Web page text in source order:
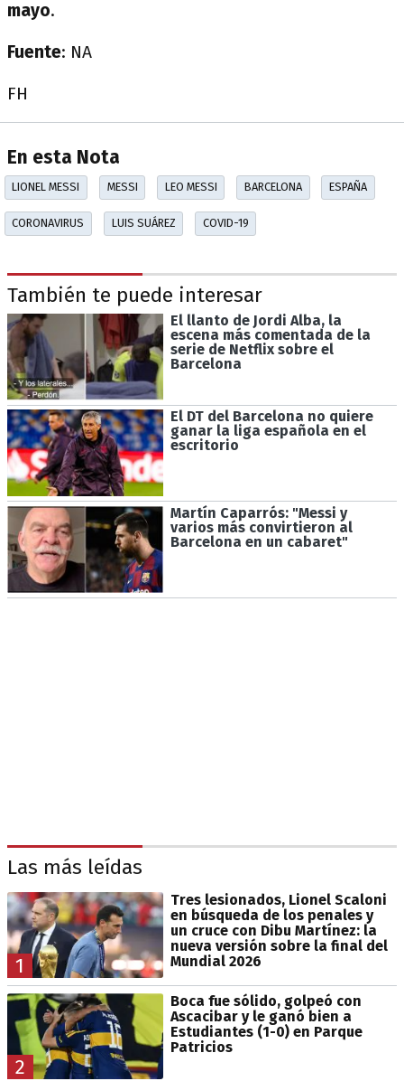
mayo.
Fuente: NA
FH
En esta Nota
LIONEL MESSI MESSI LEO MESSI BARCELONA ESPAÑA
CORONAVIRUS LUIS SUÁREZ COVID-19
También te puede interesar
El llanto de Jordi Alba, la
escena más comentada de la
serie de Netflix sobre el
Barcelona
El DT del Barcelona no quiere
ganar la liga española en el
escritorio
Martín Caparrós: "Messi y
varios más convirtieron al
Barcelona en un cabaret"
Las más leídas
1
Tres lesionados, Lionel Scaloni
en búsqueda de los penales y
un cruce con Dibu Martínez: la
nueva versión sobre la final del
Mundial 2026
2
Boca fue sólido, golpeó con
Ascacibar y le ganó bien a
Estudiantes (1-0) en Parque
Patricios